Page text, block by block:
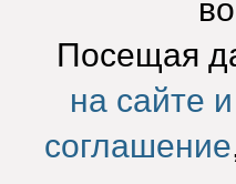
Посещая
на сайте
соглашение